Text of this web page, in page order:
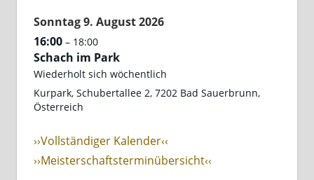
Sonntag9. August2026
16:00 – 18:00
Schach im Park
Wiederholt sich wöchentlich
Kurpark, Schubertallee 2, 7202 Bad Sauerbrunn,
Österreich
››Vollständiger Kalender‹‹
››Meisterschaftsterminübersicht‹‹